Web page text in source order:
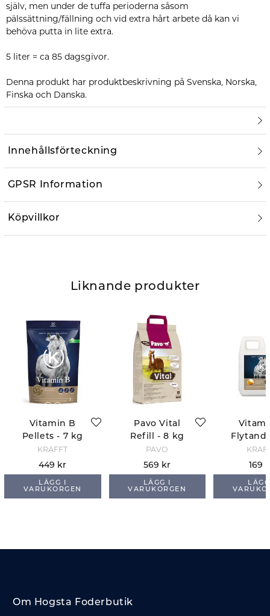
själv, men under de tuffa perioderna såsom
pälssättning/fällning och vid extra hårt arbete då kan vi
behöva putta in lite extra.
5 liter = ca 85 dagsgivor.
Denna produkt har produktbeskrivning på Svenska, Norska,
Finska och Danska.
Innehållsförteckning
GPSR Information
Köpvillkor
Liknande produkter
Vitamin B
Pellets - 7 kg
KRAFFT
449 kr
LÄGG I
VARUKORGEN
Pavo Vital
Refill - 8 kg
PAVO
569 kr
LÄGG I
VARUKORGEN
169
Om Hogsta Foderbutik